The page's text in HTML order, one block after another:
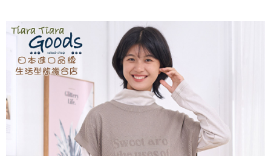
２．便利：只要手機號碼，簡訊認證，即可結帳。
３．安心：先確認商品／服務後，再付款。
【「AFTEE先享後付」結帳流程】
１．於結帳方式選擇「AFTEE先享後付」後，將跳轉至「AFTEE先享後付」
結帳頁面，進行簡訊認證並確認金額後，即可完成結帳。
２．訂單成立數日內，您將收到繳費通知簡訊。
３．收到繳費通知簡訊後14天內，點擊此簡訊中的連結，可透過四大超商／
ATM／網路銀行／等多元方式進行付款，方視為交易完成。
※ 請注意：結帳手續完成當下不需立刻繳費，但若您需要取消訂單，請聯絡
購買商品的店家。未經商家同意取消之訂單仍視為有效，需透過AFTEE先享
後付繳納相關費用。
運送方式
全家取貨付款
每筆NT$60，滿NT$1,800(含以上)免運費
付款後全家取貨
每筆NT$60，滿NT$1,800(含以上)免運費
7-11取貨付款
每筆NT$60，滿NT$2,000(含以上)免運費